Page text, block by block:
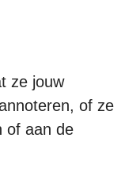
ze jouw
of ze
of aan de